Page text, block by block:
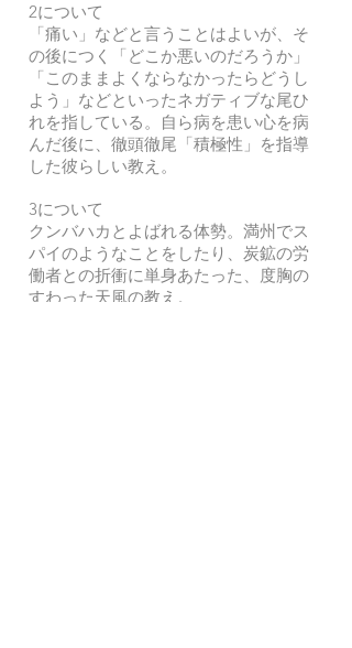
2について
「痛い」などと言うことはよいが、そ
の後につく「どこか悪いのだろうか」
「このままよくならなかったらどうし
よう」などといったネガティブな尾ひ
れを指している。自ら病を患い心を病
んだ後に、徹頭徹尾「積極性」を指導
した彼らしい教え。
3について
クンバハカとよばれる体勢。満州でス
パイのようなことをしたり、炭鉱の労
働者との折衝に単身あたった、度胸の
すわった天風の教え。